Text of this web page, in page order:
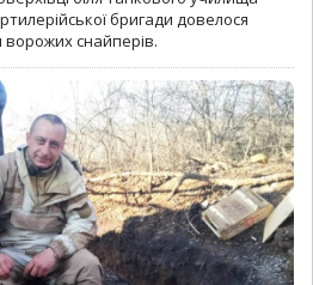
бригади довелося
снайперів.